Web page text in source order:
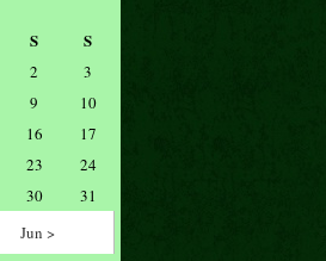
S S
2
3
9
10
16
17
23
24
30
31
Jun >